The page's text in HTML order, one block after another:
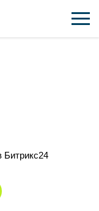
Битрикс24